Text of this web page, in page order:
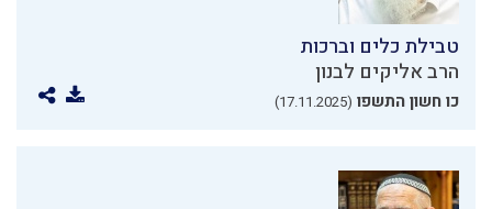
טבילת כלים וברכות
הרב אליקים לבנון
כו חשון התשפו (17.11.2025)